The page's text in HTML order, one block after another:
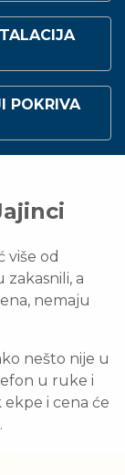
POKRIVA
više od
a
nemaju
nešto nije u
u ruke i
i cena će